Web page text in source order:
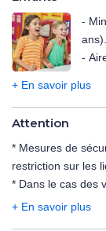
-
ans).
-
-
+ En savoir plus
Attention
* Mesures de
restriction sur les
* Dans le cas des
déterminés dans
+ En savoir plus